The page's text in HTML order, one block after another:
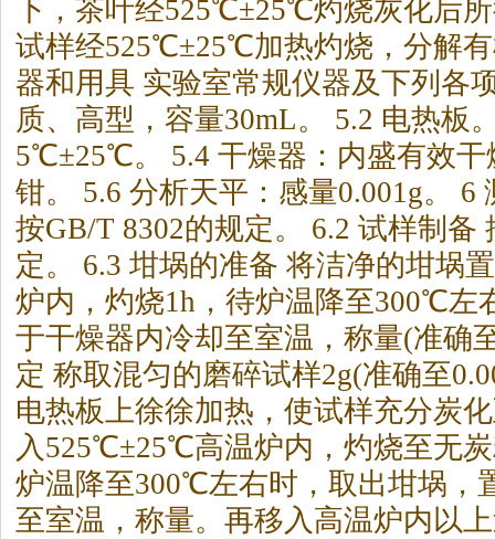
下， 茶叶经525℃±25℃灼烧灰化后
试样经525℃±25℃加热灼烧，分解
器和用具 实验室常规仪器及下列各
质、高型，容量30mL。 5.2 电热板
5℃±25℃。 5.4 干燥器：内盛有效干
钳。 5.6 分析天平：感量0.001g。 6
按GB/T 8302的规定。 6.2 试样制备
定。 6.3 坩埚的准备 将洁净的坩埚
炉内，灼烧1h，待炉温降至300℃左
于干燥器内冷却至室温，称量(准确
定 称取混匀的磨碎试样2g(准确至
电热板上徐徐加热，使试样充分炭
入525℃±25℃高温炉内，灼烧至无
炉温降至300℃左右时，取出坩埚，
至室温，称量。再移入高温炉内以